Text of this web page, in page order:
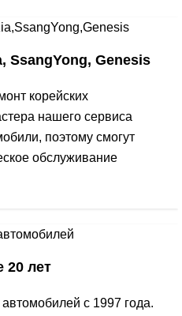
SsangYong, Genesis
корейских
нашего сервиса
поэтому смогут
обслуживание
20 лет
с 1997 года.